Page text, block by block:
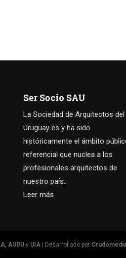
Ser Socio SAU
La Sociedad de Arquitectos del
Uruguay es y ha sido
históricamente el ámbito
referencial que nuclea a los
profesionales arquitectos de
nuestro país.
Leer más
AUDU y UIA | Desarrollado por